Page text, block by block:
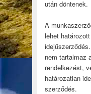
után döntenek.
A
lehet
nem tartalmaz
rendelkezést,
határozatlan
szerződés.